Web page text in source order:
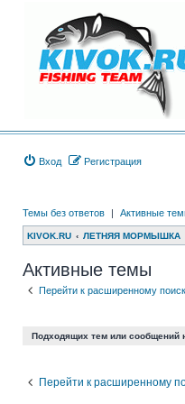
Вход Регистрация
Темы без ответов | Активные
KIVOK.RU ЛЕТНЯЯ МОРМЫШКА
Активные темы
Перейти к расширенному
Подходящих тем или сообщений
Перейти к расширенному